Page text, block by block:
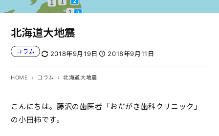
北海道大地震
コラム 2018年9月19日 2018年9月11日
HOME コラム 北海道大地震
こんにちは。藤沢の歯医者「おだがき歯科クリニック」
の小田柿です。